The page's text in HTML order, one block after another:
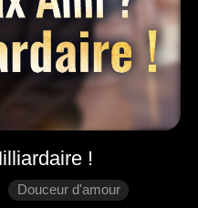
!
Douceur d'amour